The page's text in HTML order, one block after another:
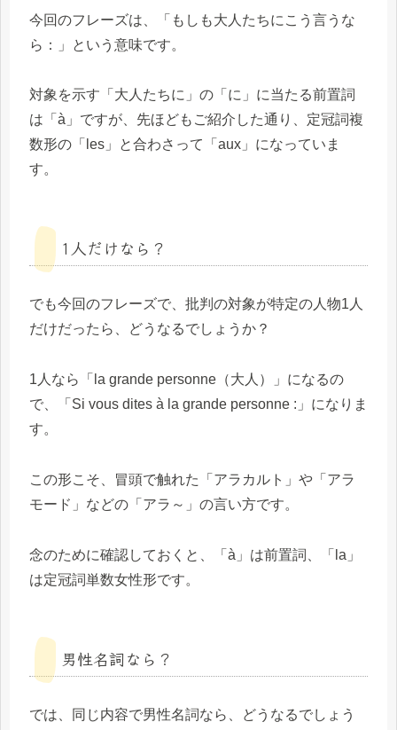
今回のフレーズは、「もしも大人たちにこう言うな
ら：」という意味です。
対象を示す「大人たちに」の「に」に当たる前置詞
は「à」ですが、先ほどもご紹介した通り、定冠詞複
数形の「les」と合わさって「aux」になっていま
す。
1人だけなら？
でも今回のフレーズで、批判の対象が特定の人物1人
だけだったら、どうなるでしょうか？
1人なら「la grande personne（大人）」になるの
で、「Si vous dites à la grande personne :」になりま
す。
この形こそ、冒頭で触れた「アラカルト」や「アラ
モード」などの「アラ～」の言い方です。
念のために確認しておくと、「à」は前置詞、「la」
は定冠詞単数女性形です。
男性名詞なら？
では、同じ内容で男性名詞なら、どうなるでしょう